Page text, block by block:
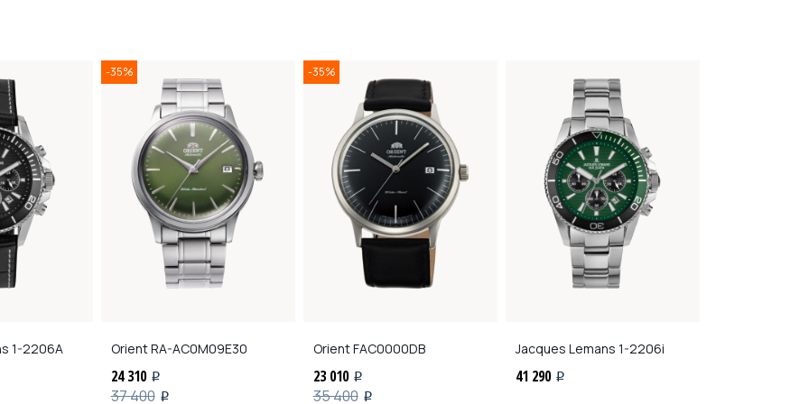
1-2206A
-35%
OrientRA-AC0M09E30
24 310 i
37 400 i
-35%
OrientFAC0000DB
23 010 i
35 400 i
Jacques Lemans 1-2206i
41 290 i